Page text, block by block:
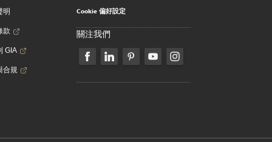
明
款
GIA
合規
Cookie 偏好設定
關注我們